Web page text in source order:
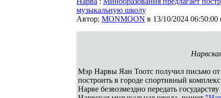
музыкальную школу
Автор: MONMOON в 13/10/2024 06:50:00
Мэр Нарвы Яан Тоотс получил письмо
построить в городе спортивный
Нарве безвозмездно передать